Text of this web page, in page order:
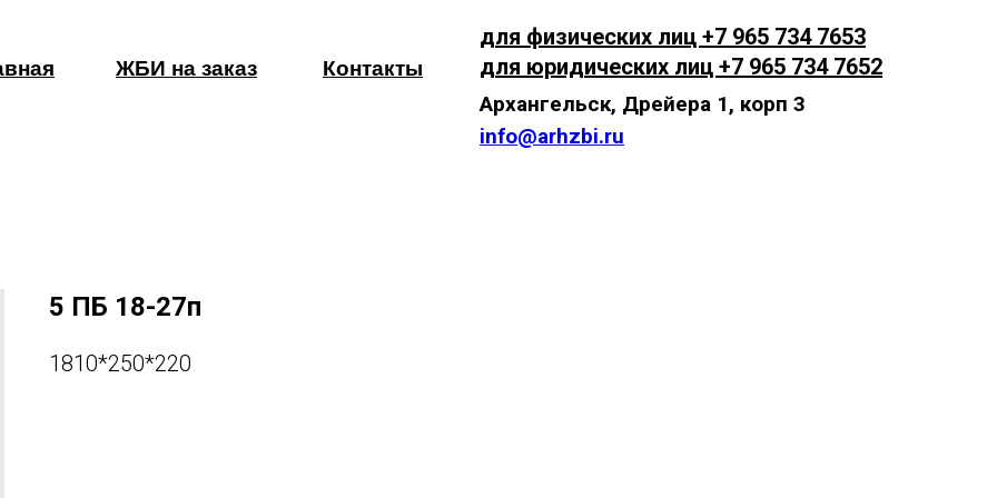
ЖБИ на заказ Контакты
для физических лиц +7 965 734 7653
для юридических лиц +7 965 734 7652
Архангельск, Дрейера 1, корп 3
info@arhzbi.ru
5 ПБ 18-27п
1810*250*220